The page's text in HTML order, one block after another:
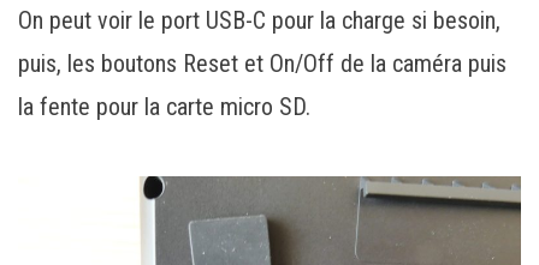
On peut voir le port USB-C pour la charge si besoin,
puis, les boutons Reset et On/Off de la caméra puis
la fente pour la carte micro SD.